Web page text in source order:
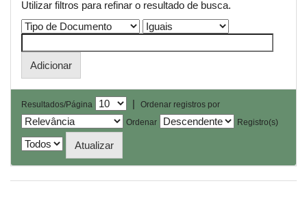
Utilizar filtros para refinar o resultado de busca.
Resultados/Página |
Ordenar registros por
Ordenar
Registro(s)